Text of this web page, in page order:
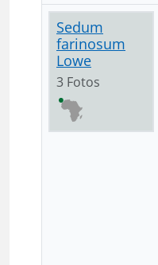
Sedum
farinosum
Lowe
3 Fotos